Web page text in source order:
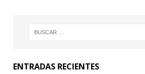
ENTRADAS RECIENTES